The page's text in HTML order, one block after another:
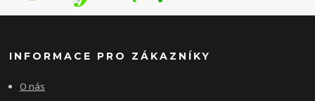
INFORMACE PRO ZÁKAZNÍKY
O nás